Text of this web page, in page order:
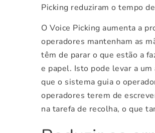
Picking reduziram o tempo
O Voice Picking aumenta a
operadores mantenham as
têm de parar o que estão a
e papel. Isto pode levar a
que o sistema guia o
operadores terem de
na tarefa de recolha, o que